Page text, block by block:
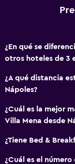
¿En qué se
otros hoteles de 3
¿A qué distancia
Nápoles?
¿Cuál es la mejor
Villa Mena desde
¿Tiene Bed &
¿Cuál es el